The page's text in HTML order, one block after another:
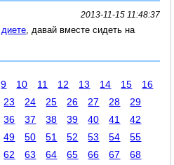
2013-11-15 11:48:37
диете , давай вместе сидеть на
9 10 11 12 13 14 15
16
23 24 25 26 27 28
29
36 37 38 39 40 41
42
49 50 51 52 53 54
55
62 63 64 65 66 67
68